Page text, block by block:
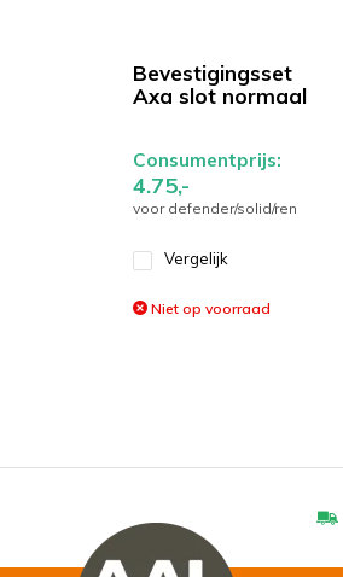
Bevestigingsset
Axa slot normaal
Consumentprijs:
4.75,-
voor defender/solid/ren
Vergelijk
Niet op voorraad